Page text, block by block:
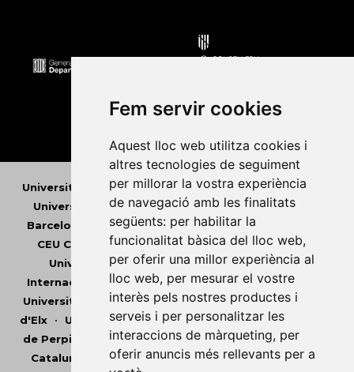
Fem servir cookies
Aquest lloc web utilitza cookies i
altres tecnologies de seguiment
per millorar la vostra experiència
de navegació amb les finalitats
següents: per habilitar la
funcionalitat bàsica del lloc web,
per oferir una millor experiència al
lloc web, per mesurar el vostre
interès pels nostres productes i
serveis i per personalitzar les
interaccions de màrqueting, per
oferir anuncis més rellevants per a
Universitat Abat Oliba CEU • Universitat d'Alacant
Universitat d'Andorra•Universitat Autònoma de
Barcelona
Universitat de Barcelona •
CEU Cardenal Herrera•Universitat de Girona•
Universitat de les Illes Balears•Universitat
Internacional de Catalunya•Universitat Jaume I
Universitat de Lleida•Universitat Miguel Hernández
d'Elx• Universitat Oberta de Catalunya•Universitat
de Perpinyà Via Domitia•Universitat Politècnica de
Catalunya
Universitat Politècnica de València •